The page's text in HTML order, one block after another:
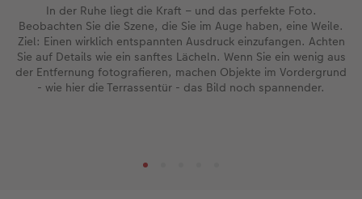
In der Ruhe liegt die Kraft – und das perfekte Foto.
Beobachten Sie die Szene, die Sie im Auge haben, eine Weile.
Ziel: Einen wirklich entspannten Ausdruck einzufangen. Achten
Sie auf Details wie ein sanftes Lächeln. Wenn Sie ein wenig aus
der Entfernung fotografieren, machen Objekte im Vordergrund
- wie hier die Terrassentür - das Bild noch spannender.